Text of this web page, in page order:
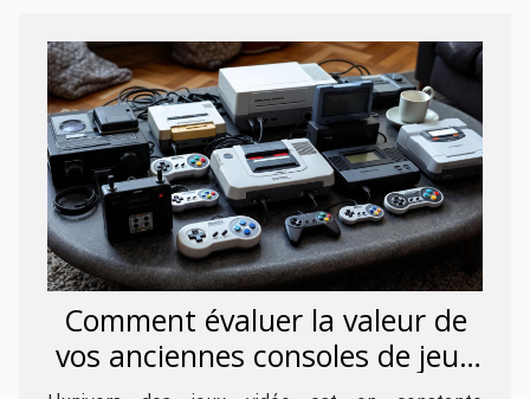
Comment évaluer la valeur de
vos anciennes consoles de jeux
?